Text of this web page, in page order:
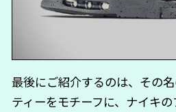
最後にご紹介するのは、その
ティーをモチーフに、ナイキ